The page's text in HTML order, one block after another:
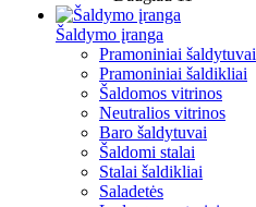
Šaldymo įranga
Pramoniniai šaldytuvai
Pramoniniai šaldikliai
Šaldomos vitrinos
Neutralios vitrinos
Baro šaldytuvai
Šaldomi stalai
Stalai šaldikliai
Saladetės